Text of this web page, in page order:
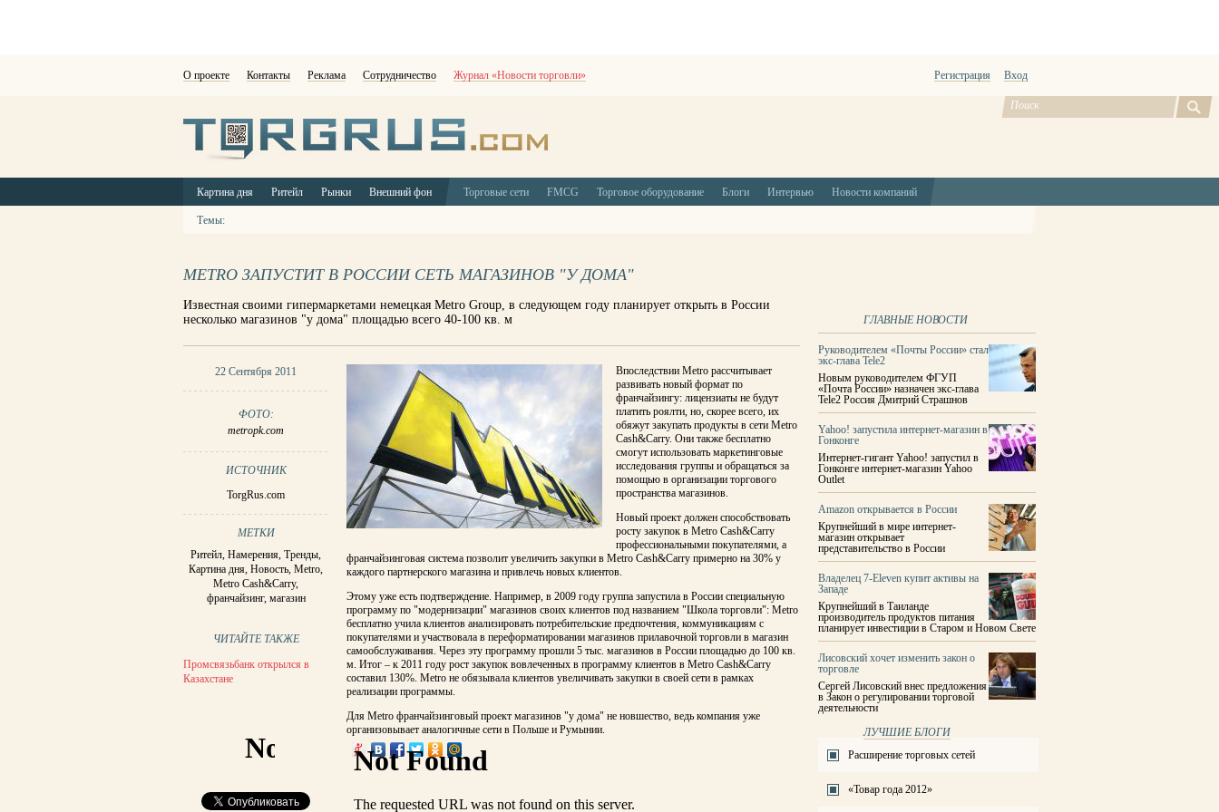
О проекте Контакты Реклама Сотрудничество Журнал «Новости торговли» Регистрация Вход
Картина дня Ритейл Рынки Внешний фон Торговые сети FMCG Торговое оборудование Блоги Интервью Новости компаний
Темы:
METRO ЗАПУСТИТ В РОССИИ СЕТЬ МАГАЗИНОВ "У ДОМА"
Известная своими гипермаркетами немецкая Metro Group, в следующем году планирует открыть в России
несколько магазинов "у дома" площадью всего 40-100 кв. м
22 Сентября 2011
ФОТО:
metropk.com
ИСТОЧНИК
TorgRus.com
МЕТКИ
Ритейл, Намерения, Тренды,
Картина дня, Новость, Metro,
Metro Cash&Carry,
франчайзинг, магазин
ЧИТАЙТЕ ТАКЖЕ
Промсвязьбанк открылся в
Казахстане
Впоследствии Metro рассчитывает
развивать новый формат по
франчайзингу: лицензиаты не будут
платить роялти, но, скорее всего, их
обяжут закупать продукты в сети Metro
Cash&Carry. Они также бесплатно
смогут использовать маркетинговые
исследования группы и обращаться за
помощью в организации торгового
пространства магазинов.
Новый проект должен способствовать
росту закупок в Metro Cash&Carry
профессиональными покупателями, а
франчайзинговая система позволит увеличить закупки в Metro Cash&Carry примерно на 30% у
каждого партнерского магазина и привлечь новых клиентов.
Этому уже есть подтверждение. Например, в 2009 году группа запустила в России специальную
программу по "модернизации" магазинов своих клиентов под названием "Школа торговли": Metro
бесплатно учила клиентов анализировать потребительские предпочтения, коммуникациям с
покупателями и участвовала в переформатировании магазинов прилавочной торговли в магазин
самообслуживания. Через эту программу прошли 5 тыс. магазинов в России площадью до 100 кв.
м. Итог – к 2011 году рост закупок вовлеченных в программу клиентов в Metro Cash&Carry
составил 130%. Metro не обязывала клиентов увеличивать закупки в своей сети в рамках
реализации программы.
Для Metro франчайзинговый проект магазинов "у дома" не новшество, ведь компания уже
организовывает аналогичные сети в Польше и Румынии.
ГЛАВНЫЕ НОВОСТИ
Руководителем «Почты России» стал
экс-глава Tele2
Новым руководителем ФГУП
«Почта России» назначен экс-глава
Tele2 Россия Дмитрий Страшнов
Yahoo! запустила интернет-магазин в
Гонконге
Интернет-гигант Yahoo! запустил в
Гонконге интернет-магазин Yahoo
Outlet
Amazon открывается в России
Крупнейший в мире интернет-
магазин открывает
представительство в России
Владелец 7-Eleven купит активы на
Западе
Крупнейший в Таиланде
производитель продуктов питания
планирует инвестиции в Старом и Новом Свете
Лисовский хочет изменить закон о
торговле
Сергей Лисовский внес предложения
в Закон о регулировании торговой
деятельности
ЛУЧШИЕ БЛОГИ
Расширение торговых сетей
«Товар года 2012»